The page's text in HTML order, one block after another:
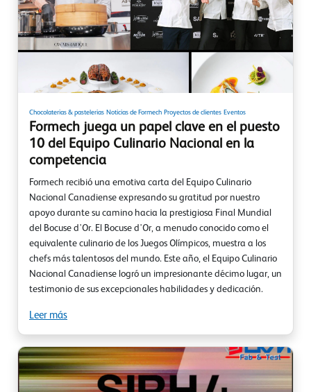
Chocolaterías & pastelerías Noticias de Formech Proyectos de clientes Eventos
Formech juega un papel clave en el puesto
10 del Equipo Culinario Nacional en la
competencia
Formech recibió una emotiva carta del Equipo Culinario
Nacional Canadiense expresando su gratitud por nuestro
apoyo durante su camino hacia la prestigiosa Final Mundial
del Bocuse d'Or. El Bocuse d'Or, a menudo conocido como el
equivalente culinario de los Juegos Olímpicos, muestra a los
chefs más talentosos del mundo. Este año, el Equipo Culinario
Nacional Canadiense logró un impresionante décimo lugar, un
testimonio de sus excepcionales habilidades y dedicación.
Leer más